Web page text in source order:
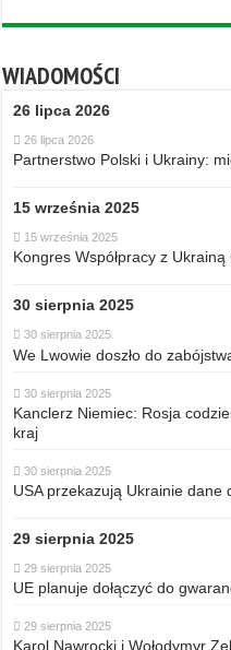
WIADOMOŚCI
26 lipca 2026
26 lipca 2026
Partnerstwo Polski i Ukrainy:
15 września 2025
15 września 2025
Kongres Współpracy z
30 sierpnia 2025
30 sierpnia 2025
We Lwowie doszło do
30 sierpnia 2025
Kanclerz Niemiec: Rosja
kraj
30 sierpnia 2025
USA przekazują Ukrainie dane
29 sierpnia 2025
29 sierpnia 2025
UE planuje dołączyć do
29 sierpnia 2025
Karol Nawrocki i Wołodymyr